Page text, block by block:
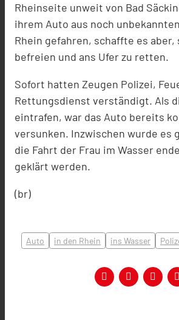
Rheinseite unweit von Bad
ihrem Auto aus noch
Rhein gefahren, schaffte es aber,
befreien und ans Ufer zu retten.
Sofort hatten Zeugen Polizei,
Rettungsdienst verständigt. Als
eintrafen, war das Auto bereits
versunken. Inzwischen wurde es
die Fahrt der Frau im Wasser
geklärt werden.
(br)
Auto in den Rhein ins Wasser